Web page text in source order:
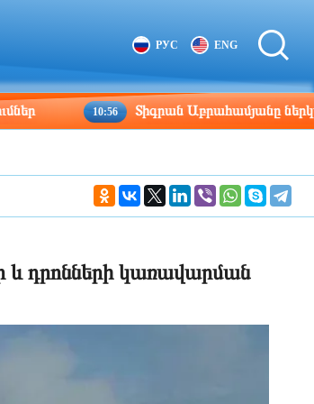
РУС ENG
10:56 Տիգրան Աբրահամյանը
դրոնների կառավարման